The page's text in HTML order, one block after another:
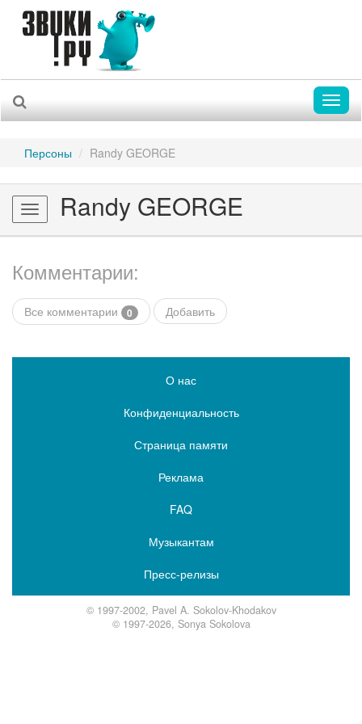
Персоны Randy GEORGE
Toggle
navigation
Randy GEORGE
Комментарии:
Все комментарии 0 Добавить
О нас
Конфиденциальность
Страница памяти
Реклама
FAQ
Музыкантам
Пресс-релизы
© 1997-2002, Pavel A. Sokolov-Khodakov
© 1997-2026, Sonya Sokolova